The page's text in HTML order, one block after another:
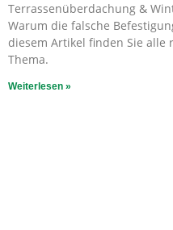
Terrassenüberdachung &
Warum die falsche
diesem Artikel finden Sie alle
Thema.
Weiterlesen »